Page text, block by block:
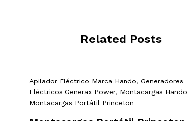
Related Posts
Apilador Eléctrico Marca Hando, Generadores
Eléctricos Generax Power, Montacargas Hando
Montacargas Portátil Princeton